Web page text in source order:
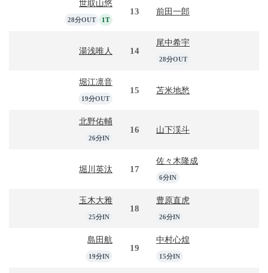
世取山悠
28分OUT 1T
13 前田一郎
湯浅唯人 14
尾中希宇
28分OUT
堀江凛音
19分OUT
15 苫米地愁
北野佑輔
26分IN
16 山下渓斗
堀川英汰 17
佐々木隆成
6分IN
玉木大雅
25分IN
18
豊原直虎
26分IN
島田航
19分IN
19
中村心煌
15分IN